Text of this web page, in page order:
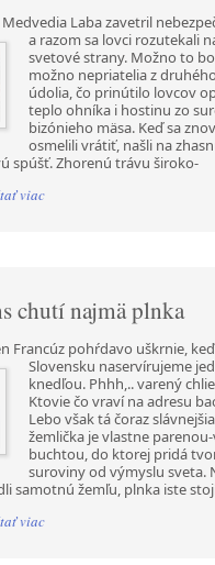
Laba zavetril
a razom sa lovci rozutekali
svetové strany. Možno to
možno nepriatelia z
údolia, čo prinútilo lovcov
teplo ohníka i hostinu zo
bizónieho mäsa. Keď sa
osmelili vrátiť, našli na
spúšť. Zhorenú trávu široko-
viac
chutí najmä plnka
Francúz pohŕdavo uškrnie,
Slovensku naservírujeme
knedľou. Phhh,.. varený
Ktovie čo vraví na adresu
Lebo však tá čoraz slávnejšia
žemlička je vlastne
buchtou, do ktorej pridá
suroviny od výmyslu sveta.
samotnú žemľu, plnka iste
viac